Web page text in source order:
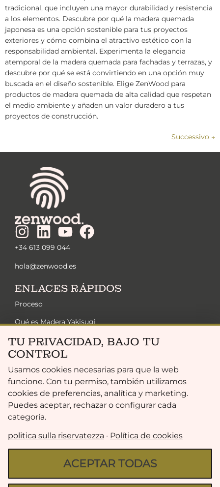
tradicional, que incluyen una mayor durabilidad y resistencia
a los elementos. Descubre por qué la madera quemada
japonesa es una opción sostenible para tus proyectos
exteriores y cómo combina el atractivo estético con la
responsabilidad ambiental. Experimenta la elegancia
atemporal de la madera quemada para fachadas y terrazas, y
descubre por qué se está convirtiendo en una opción muy
buscada en el diseño sostenible. Elige ZenWood para
productos de madera quemada de alta calidad que respetan
el medio ambiente y añaden un valor duradero a tus
proyectos de construcción.
Successivo →
+34 613 099 044
hola@zenwood.es
ENLACES RÁPIDOS
Proceso
Qué es Madera Yakisugi
Soluciones Zen
Sostenibilità
Colección Exclusiva
Gama De Acabados
FAQ
LEGAL
politica sulla riservatezza
TU PRIVACIDAD, BAJO TU
CONTROL
Usamos cookies necesarias para que la web
funcione. Con tu permiso, también utilizamos
cookies de preferencias, analítica y marketing.
Puedes aceptar, rechazar o configurar cada
categoría.
politica sulla riservatezza · Política de cookies
ACEPTAR TODAS